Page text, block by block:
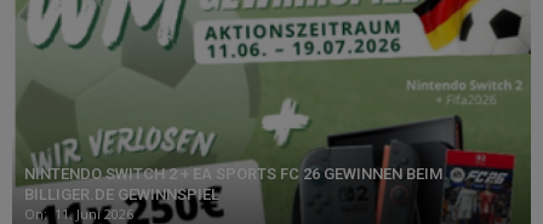
NINTENDO SWITCH 2 + EA SPORTS FC 26 GEWINNEN BEIM
BILLIGER.DE GEWINNSPIEL
On: 11. Juni 2026